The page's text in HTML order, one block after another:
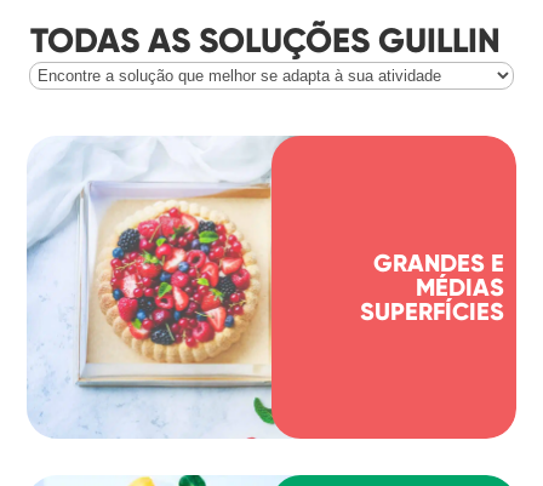
TODAS AS SOLUÇÕES GUILLIN
GRANDES E
MÉDIAS
SUPERFÍCIES